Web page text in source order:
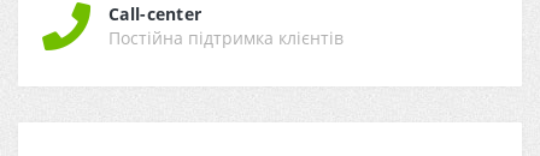
Call-center
Постійна підтримка клієнтів